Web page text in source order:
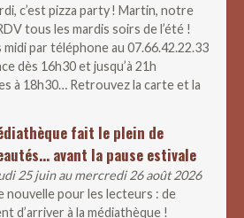
c’est pizza party ! Martin, notre
tous les mardis soirs de l’été !
midi par téléphone au 07.66.42.22.33
dès 16h30 et jusqu’à 21h
à 18h30… Retrouvez la carte et la
fait le plein de
avant la pause estivale
25 juin au mercredi 26 août 2026
nouvelle pour les lecteurs : de
d’arriver à la médiathèque !